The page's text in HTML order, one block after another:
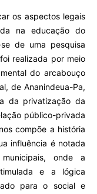
os aspectos legais
na educação do
de uma pesquisa
realizada por meio
do arcabouço
de Ananindeua-Pa,
da privatização da
público-privada
compõe a história
influência é notada
onde a
e a lógica
para o social e